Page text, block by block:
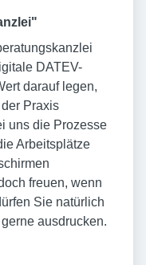
DATEV-
darauf legen,
Praxis
uns die Prozesse
Arbeitsplätze
freuen, wenn
Sie natürlich
ausdrucken.